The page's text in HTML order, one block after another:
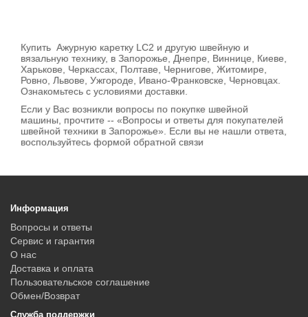
Купить Ажурную каретку LC2 и другую швейную и
вязальную технику, в Запорожье, Днепре, Виннице, Киеве,
Харькове, Черкассах, Полтаве, Чернигове, Житомире,
Ровно, Львове, Ужгороде, Ивано-Франковске, Черновцах.
Ознакомьтесь с условиями доставки.
Если у Вас возникли вопросы по покупке швейной
машины, прочтите -- «Вопросы и ответы для покупателей
швейной техники в Запорожье». Если вы не нашли ответа,
воспользуйтесь формой обратной связи
Информация
Вопросы и ответы
Сервис и гарантия
О нас
Доставка и оплата
Пользовательское соглашение
Обмен/Возврат
Служба поддержки